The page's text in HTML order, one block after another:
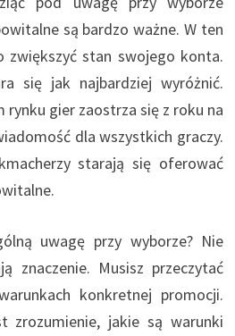
są bardzo ważne. W ten
zwiększyć stan swojego konta.
się jak najbardziej wyróżnić.
rynku gier zaostrza się z roku na
dla wszystkich graczy.
starają się oferować
uwagę przy wyborze? Nie
znaczenie. Musisz przeczytać
konkretnej promocji.
zrozumienie, jakie są warunki